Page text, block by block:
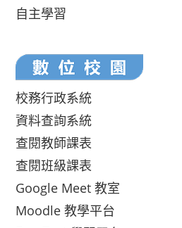
自主學習
校務行政系統
資料查詢系統
查閱教師課表
查閱班級課表
Google Meet 教室
Moodle 教學平台